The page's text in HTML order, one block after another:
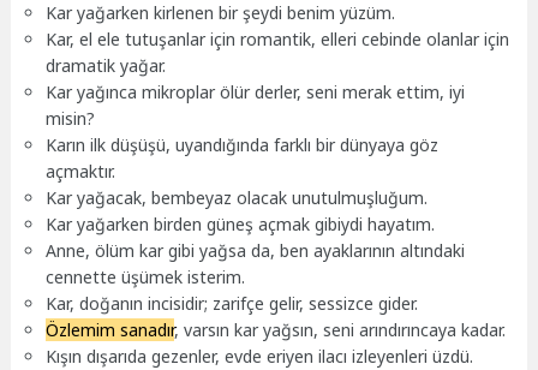
Kar yağarken kirlenen bir şeydi benim yüzüm.
Kar, el ele tutuşanlar için romantik, elleri cebinde olanlar için
dramatik yağar.
Kar yağınca mikroplar ölür derler, seni merak ettim, iyi
misin?
Karın ilk düşüşü, uyandığında farklı bir dünyaya göz
açmaktır.
Kar yağacak, bembeyaz olacak unutulmuşluğum.
Kar yağarken birden güneş açmak gibiydi hayatım.
Anne, ölüm kar gibi yağsa da, ben ayaklarının altındaki
cennette üşümek isterim.
Kar, doğanın incisidir; zarifçe gelir, sessizce gider.
Özlemim sanadır, varsın kar yağsın, seni arındırıncaya kadar.
Kışın dışarıda gezenler, evde eriyen ilacı izleyenleri üzdü.